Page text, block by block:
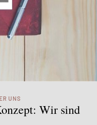
UNS
Wir sind